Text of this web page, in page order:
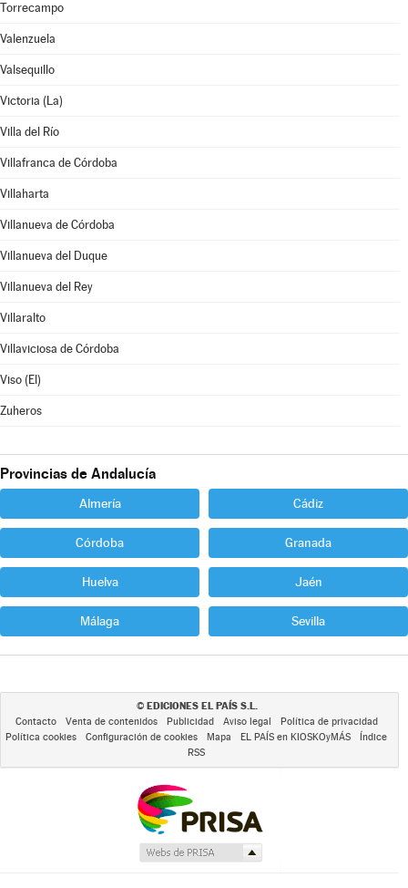
Torrecampo
Valenzuela
Valsequillo
Victoria (La)
Villa del Río
Villafranca de Córdoba
Villaharta
Villanueva de Córdoba
Villanueva del Duque
Villanueva del Rey
Villaralto
Villaviciosa de Córdoba
Viso (El)
Zuheros
Provincias de Andalucía
Almería Cádiz
Córdoba Granada
Huelva Jaén
Málaga Sevilla
© EDICIONES EL PAÍS S.L.
Contacto Venta de contenidos Publicidad Aviso legal
Política de privacidad
Política cookies
Configuración de cookies Mapa EL PAÍS en KIOSKOyMÁS
Índice
RSS